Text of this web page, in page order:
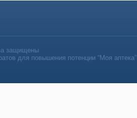
защищены
для повышения потенции “Моя